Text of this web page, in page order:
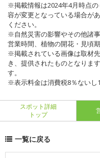
※掲載情報は2024年4月時点
容が変更となっている場合が
ください。
※自然災害の影響やその他諸
営業時間、植物の開花・見頃
※掲載されている画像は取材
き、提供されたものとなりま
す。
※表示料金は消費税8％ないし
スポット詳細
トップ
一覧に戻る